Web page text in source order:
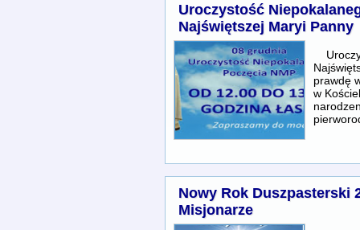
Uroczystość
Najświętszej Maryi Panny
prawdę
w
Nowy Rok Duszpasterski
Misjonarze